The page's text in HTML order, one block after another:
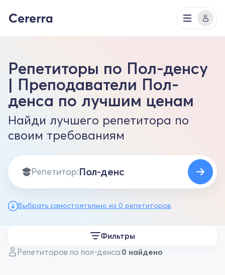
Репетиторы по Пол-денсу
| Преподаватели Пол-
денса по лучшим ценам
Найди лучшего репетитора по
своим требованиям
Репетитор:
Выбрать самостоятельно из 0 репетиторов
Репетиторов по пол-денса:0 найдено
Фильтры